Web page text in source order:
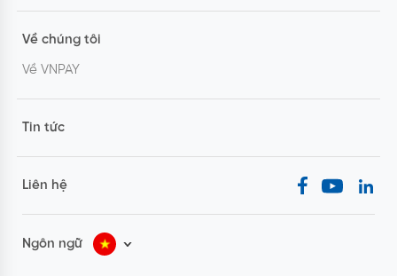
Về chúng tôi
Về VNPAY
Tin tức
Liên hệ
Ngôn ngữ